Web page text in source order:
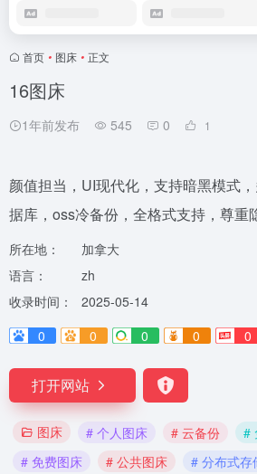
首页 • 图床 • 正文
16图床
1年前发布 545 0 1
颜值担当，UI现代化，支持暗黑模式
据库，oss冷备份，全格式支持，尊重
所在地：
加拿大
语言：
zh
收录时间：
2025-05-14
0
0 0 0 0
打开网站
图床 # 个人图床 # 云备份
#
# 免费图床
# 公共图床 # 分布式存